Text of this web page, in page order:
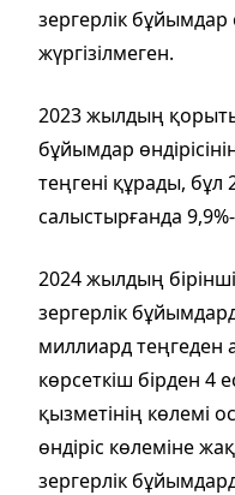
зергерлік бұйымдар
жүргізілмеген.
2023 жылдың
бұйымдар
теңгені құрады,
салыстырғанда
2024 жылдың
зергерлік
миллиард теңгеден
көрсеткіш бірден 4
қызметінің көлемі
өндіріс көлеміне
зергерлік